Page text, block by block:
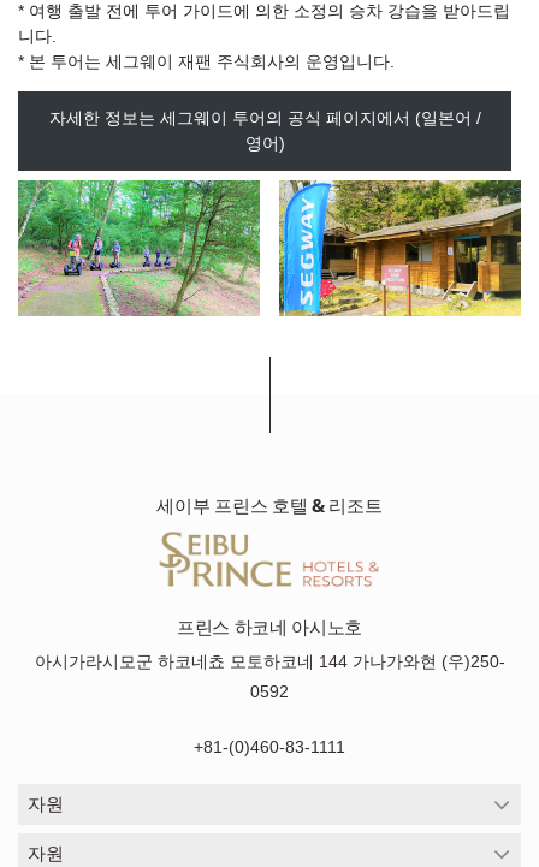
* 여행 출발 전에 투어 가이드에 의한 소정의 승차 강습을 받아드립
니다.
* 본 투어는 세그웨이 재팬 주식회사의 운영입니다.
자세한 정보는 세그웨이 투어의 ​​공식 페이지에서 (일본어 /
영어)
세이부 프린스 호텔 & 리조트
프린스 하코네 아시노호
아시가라시모군 하코네쵸 모토하코네 144 가나가와현 (우)250-
0592
+81-(0)460-83-1111
자원
자원